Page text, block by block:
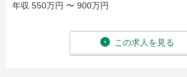
年収 550万円 〜 900万円
この求人を見る